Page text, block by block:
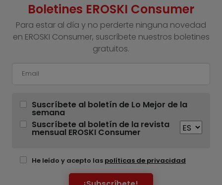
Boletines EROSKI Consumer
Para estar al día y no perderte ninguna novedad
en EROSKI Consumer, suscríbete nuestros boletines
gratuitos.
Suscríbete al boletín de Lo Mejor de la
semana
Suscríbete al boletín de la revista
mensual EROSKI Consumer
He leído y acepto las políticas de privacidad